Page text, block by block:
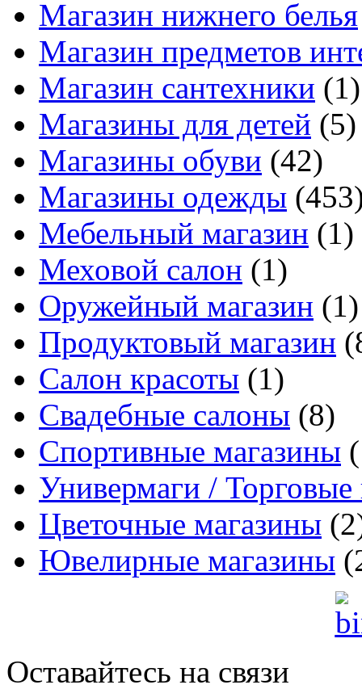
Магазин нижнего белья
Магазин предметов
Магазин сантехники (1)
Магазины для детей (5)
Магазины обуви (42)
Магазины одежды
Мебельный магазин (1)
Меховой салон (1)
Оружейный магазин (1)
Продуктовый магазин
Салон красоты (1)
Свадебные салоны (8)
Спортивные магазины
Универмаги /
Цветочные магазины
Ювелирные магазины
Оставайтесь на связи